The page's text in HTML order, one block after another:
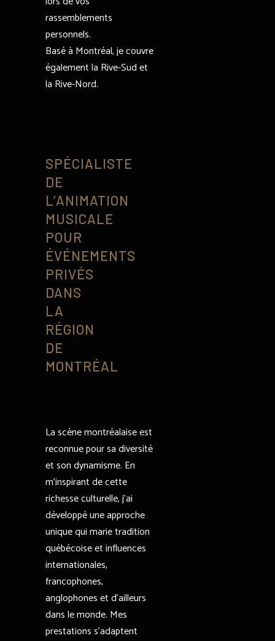
rassemblements
personnels.
Basé à Montréal, je couvre
également la Rive-Sud et
la Rive-Nord.
SPÉCIALISTE
DE
L’ANIMATION
MUSICALE
POUR
ÉVÉNEMENTS
PRIVÉS
DANS
LA
RÉGION
DE
MONTRÉAL
La scène montréalaise est
reconnue pour sa diversité
et son dynamisme. En
m’inspirant de cette
richesse culturelle, j’ai
développé une approche
unique qui marie tradition
québécoise et influences
internationales,
francophones,
anglophones et d’ailleurs
dans le monde. Mes
prestations s’adaptent